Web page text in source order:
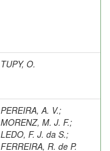
TUPY, O.
PEREIRA, A. V.;
MORENZ, M. J. F.;
LEDO, F. J. da S.;
FERREIRA, R. de P.